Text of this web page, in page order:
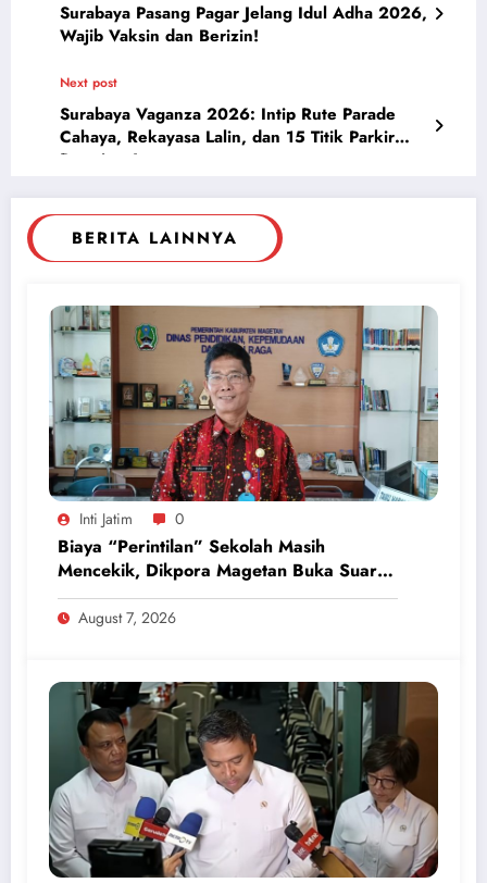
Surabaya Pasang Pagar Jelang Idul Adha 2026,
Wajib Vaksin dan Berizin!
Next post
Surabaya Vaganza 2026: Intip Rute Parade
Cahaya, Rekayasa Lalin, dan 15 Titik Parkir
Resminya!
BERITA LAINNYA
Inti Jatim 0
Biaya “Perintilan” Sekolah Masih
Mencekik, Dikpora Magetan Buka Suara
Soal Polemik Seragam dan Modul
August 7, 2026